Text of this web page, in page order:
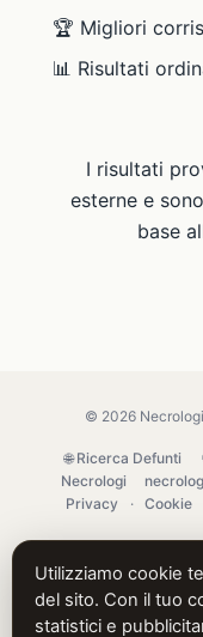
🏆 Migliori
📊 Risultati
I risultati
esterne e
base
© 2026 Necrologi
🌐 Ricerca Defunti
Necrologi
Privacy
· Cookie
Utilizziamo cookie
del sito. Con il tuo
statistici e